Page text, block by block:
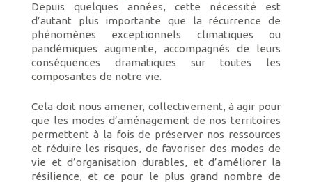
Depuis quelques années, cette nécessité est
d’autant plus importante que la récurrence de
phénomènes exceptionnels climatiques ou
pandémiques augmente, accompagnés de leurs
conséquences dramatiques sur toutes les
composantes de notre vie.
Cela doit nous amener, collectivement, à agir pour
que les modes d’aménagement de nos territoires
permettent à la fois de préserver nos ressources
et réduire les risques, de favoriser des modes de
vie et d’organisation durables, et d’améliorer la
résilience, et ce pour le plus grand nombre de